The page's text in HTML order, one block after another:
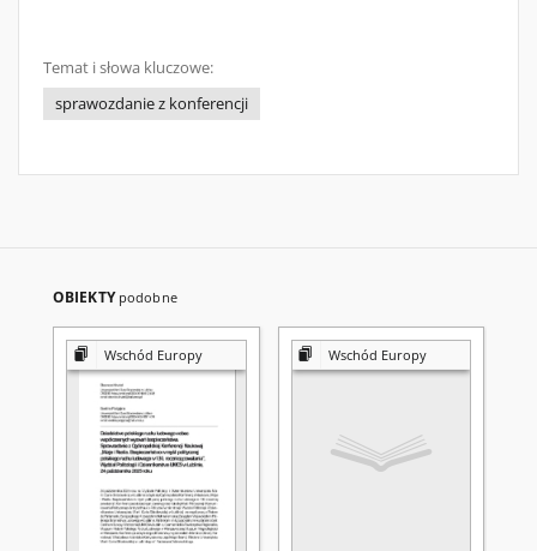
Temat i słowa kluczowe:
sprawozdanie z konferencji
OBIEKTY podobne
Wschód Europy Wschód Europy